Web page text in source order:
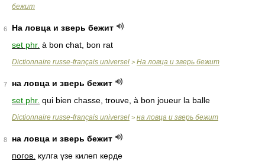
бежит
6
На ловца и зверь бежит
set phr. à bon chat, bon rat
Dictionnaire russe-français universel > На ловца и зверь бежит
7
на ловца и зверь бежит
set phr. qui bien chasse, trouve, à bon joueur la balle
Dictionnaire russe-français universel > на ловца и зверь бежит
8
на ловца и зверь бежит
погов. кулга үзе килеп керде